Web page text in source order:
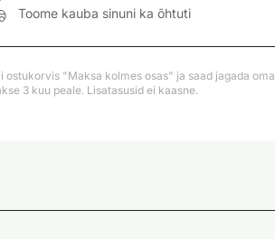
Toome kauba sinuni ka õhtuti
ostukorvis "Maksa kolmes osas" ja saad jagada oma
3 kuu peale. Lisatasusid ei kaasne.